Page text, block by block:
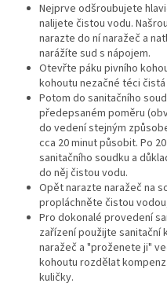
Nejprve odšroubujete
nalijete čistou vodu.
narazte do ní naražeč a
narážíte sud s nápojem.
Otevřte páku pivního
kohoutu nezačné téci
Potom do sanitačního
předepsaném poměru
do vedení stejným
cca 20 minut působit. Po
sanitačního soudku a
do něj čistou vodu.
Opět narazte naražeč na
propláchněte čistou
Pro dokonalé provedení
zařízení použijte sanitační
naražeč a "proženete ji"
kohoutu rozdělat
kuličky.